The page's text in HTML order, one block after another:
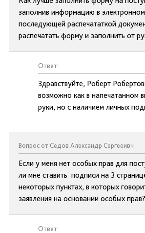
заполнив информацию в
последующей распечататкой
распечатать форму и заполнить от
Ответ:
Здравствуйте, Роберт
возможно как в напечатанном
руки, но с наличием личных
Вопрос от Седов Александр Сергееивч
Если у меня нет особых прав для
ли мне ставить подписи на 3
некоторых пунктах, в которых
заявления на основании особых прав?
Ответ: